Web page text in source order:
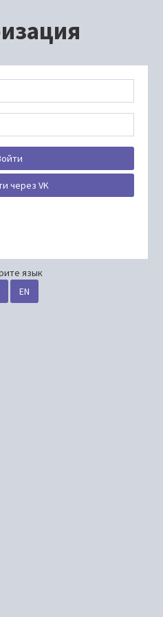
через VK
язык